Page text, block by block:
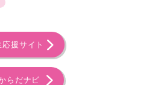
援サイト
らだナビ